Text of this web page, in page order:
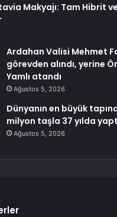
Makyajı: Tam Hibrit
Ardahan Valisi Mehmet
görevden alındı, yerine
Yamlı atandı
Ağustos 5, 2026
Dünyanın en büyük
milyon taşla 37 yılda
Ağustos 5, 2026